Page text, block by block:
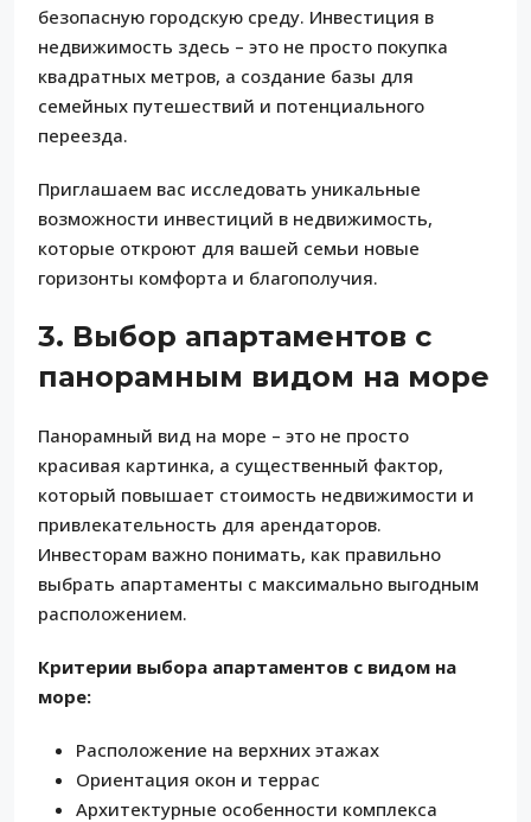
безопасную городскую среду. Инвестиция в
недвижимость здесь – это не просто покупка
квадратных метров, а создание базы для
семейных путешествий и потенциального
переезда.
Приглашаем вас исследовать уникальные
возможности инвестиций в недвижимость,
которые откроют для вашей семьи новые
горизонты комфорта и благополучия.
3. Выбор апартаментов с
панорамным видом на море
Панорамный вид на море – это не просто
красивая картинка, а существенный фактор,
который повышает стоимость недвижимости и
привлекательность для арендаторов.
Инвесторам важно понимать, как правильно
выбрать апартаменты с максимально выгодным
расположением.
Критерии выбора апартаментов с видом на
море:
Расположение на верхних этажах
Ориентация окон и террас
Архитектурные особенности комплекса